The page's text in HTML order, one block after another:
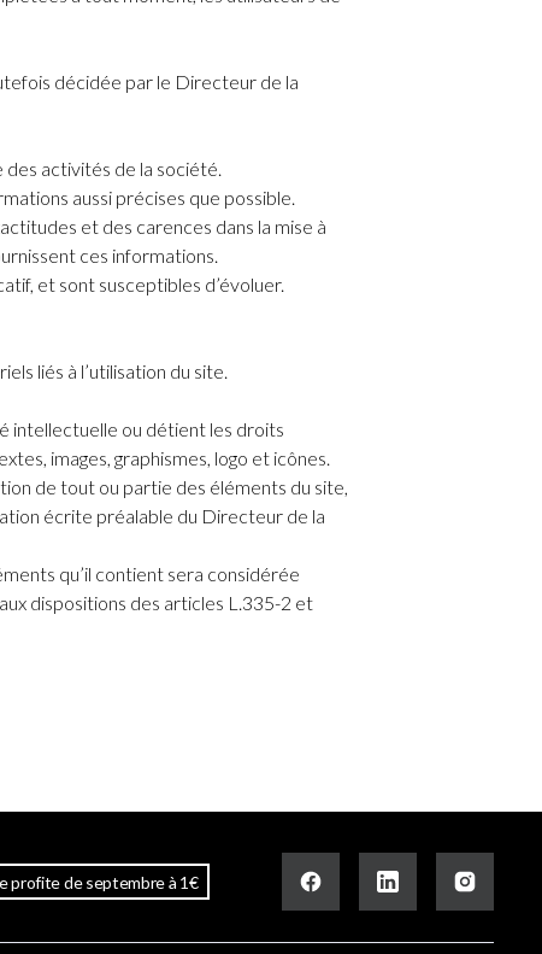
décidée par le Directeur de la
activités de la société.
aussi précises que possible.
et des carences dans la mise à
ces informations.
et sont susceptibles d’évoluer.
liés à l’utilisation du site.
intellectuelle ou détient les droits
images, graphismes, logo et icônes.
de tout ou partie des éléments du site,
écrite préalable du Directeur de la
qu’il contient sera considérée
dispositions des articles L.335-2 et
profite de septembre à 1€